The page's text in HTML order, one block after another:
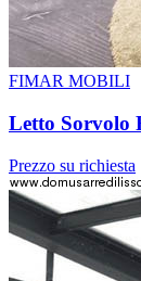
FIMAR MOBILI
Letto Sorvolo
Prezzo su richiesta